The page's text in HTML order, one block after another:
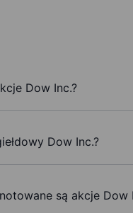
Dow Inc.?
Dow Inc.?
są akcje Dow